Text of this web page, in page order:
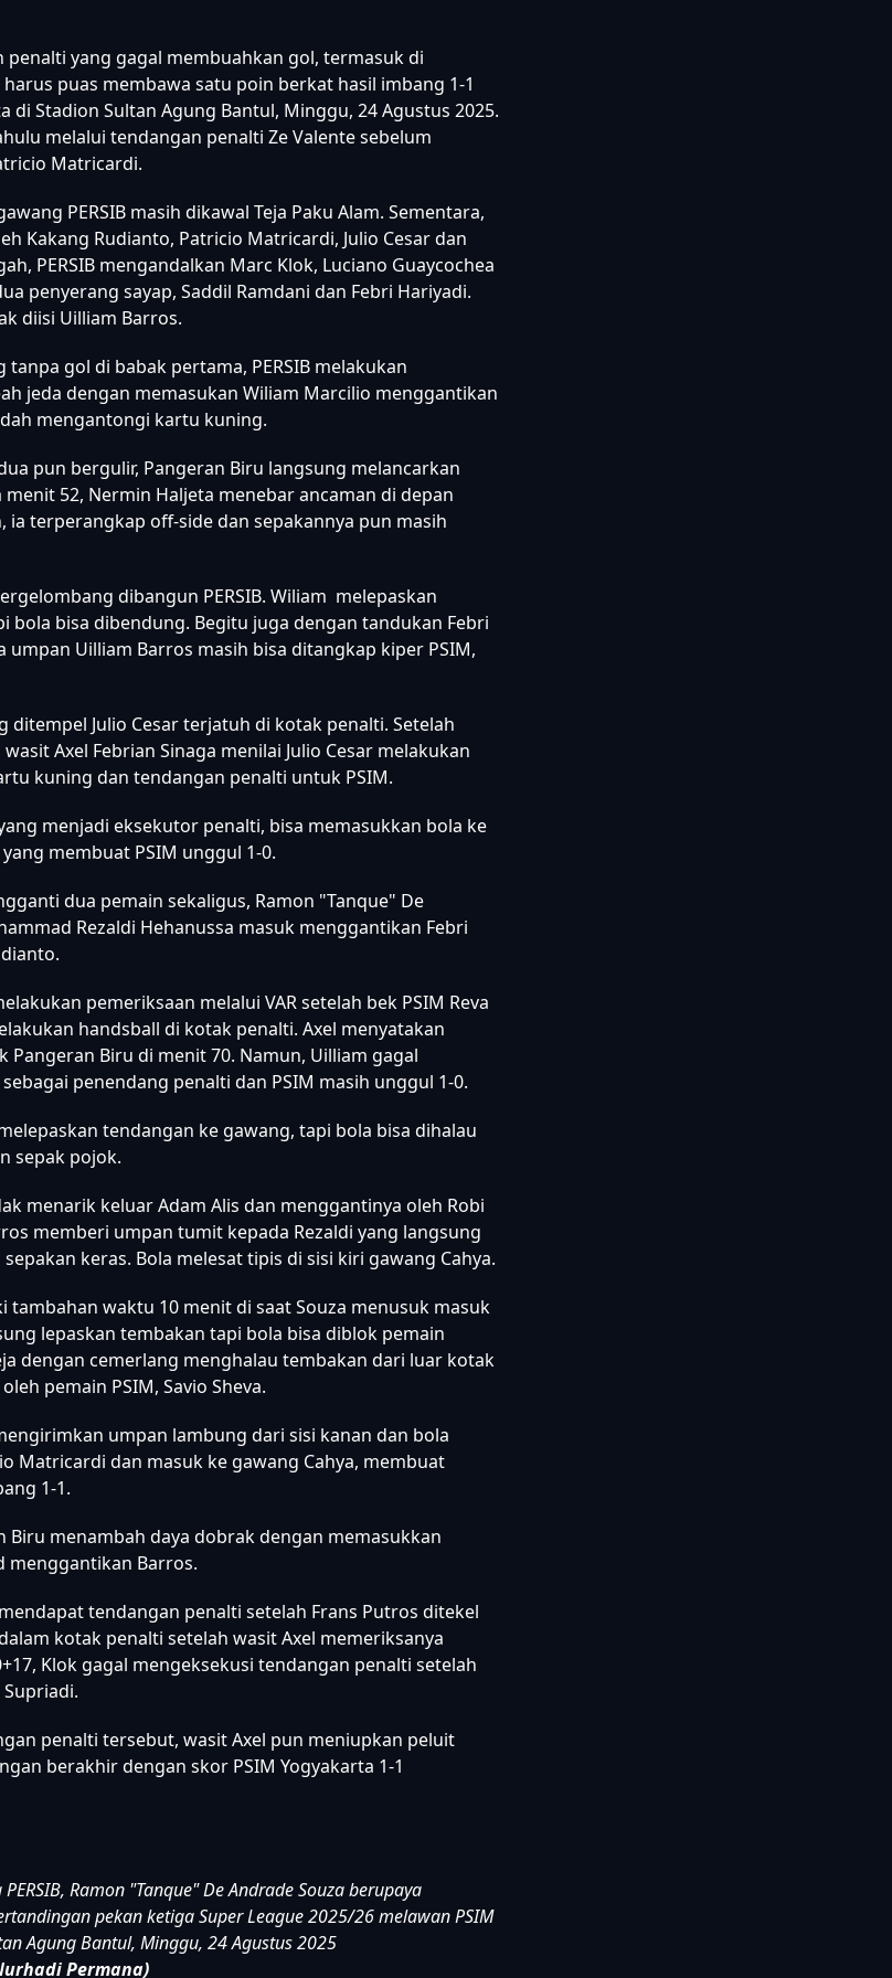
yang gagal membuahkan gol, termasuk di
di Stadion Sultan Agung Bantul, Minggu, 24 Agustus 2025.
melalui tendangan penalti Ze Valente sebelum
Matricardi.
PERSIB masih dikawal Teja Paku Alam. Sementara,
PERSIB mengandalkan Marc Klok, Luciano Guaycochea
penyerang sayap, Saddil Ramdani dan Febri Hariyadi.
diisi Uilliam Barros.
gol di babak pertama, PERSIB melakukan
jeda dengan memasukan Wiliam Marcilio menggantikan
mengantongi kartu kuning.
52, Nermin Haljeta menebar ancaman di depan
ia terperangkap off-side dan sepakannya pun masih
bola bisa dibendung. Begitu juga dengan tandukan Febri
umpan Uilliam Barros masih bisa ditangkap kiper PSIM,
ditempel Julio Cesar terjatuh di kotak penalti. Setelah
Axel Febrian Sinaga menilai Julio Cesar melakukan
menjadi eksekutor penalti, bisa memasukkan bola ke
membuat PSIM unggul 1-0.
dua pemain sekaligus, Ramon "Tanque" De
Rezaldi Hehanussa masuk menggantikan Febri
handsball di kotak penalti. Axel menyatakan
Biru di menit 70. Namun, Uilliam gagal
tendangan ke gawang, tapi bola bisa dihalau
sepak pojok.
menarik keluar Adam Alis dan menggantinya oleh Robi
memberi umpan tumit kepada Rezaldi yang langsung
keras. Bola melesat tipis di sisi kiri gawang Cahya.
lepaskan tembakan tapi bola bisa diblok pemain
dengan cemerlang menghalau tembakan dari luar kotak
pemain PSIM, Savio Sheva.
umpan lambung dari sisi kanan dan bola
Matricardi dan masuk ke gawang Cahya, membuat
Biru menambah daya dobrak dengan memasukkan
menggantikan Barros.
kotak penalti setelah wasit Axel memeriksanya
Klok gagal mengeksekusi tendangan penalti setelah